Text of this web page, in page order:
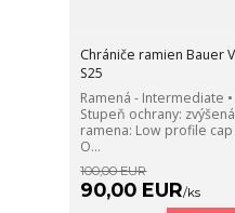
Chrániče ramien Bauer
S25
Ramená - Intermediate
Stupeň ochrany:
ramena: Low profile
O...
100,00 EUR
90,00 EUR/ks